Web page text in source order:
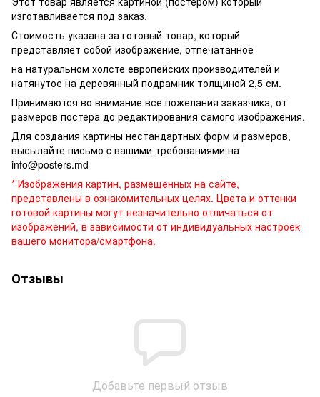
изготавливается под заказ.
Стоимость указана за готовый товар, который
представляет собой изображение, отпечатанное
на натуральном холсте европейских производителей и
натянутое на деревянный подрамник толщиной 2,5 см.
Принимаются во внимание все пожелания заказчика, от
размеров постера до редактирования самого изображения.
Для создания картины нестандартных форм и размеров,
высылайте письмо c вашими требованиями на
info@posters.md
* Изображения картин, размещенных на сайте,
представлены в ознакомительных целях. Цвета и оттенки
готовой картины могут незначительно отличаться от
изображений, в зависимости от индивидуальных настроек
вашего монитора/смартфона.
Отзывы
Добавьте первый отзыв